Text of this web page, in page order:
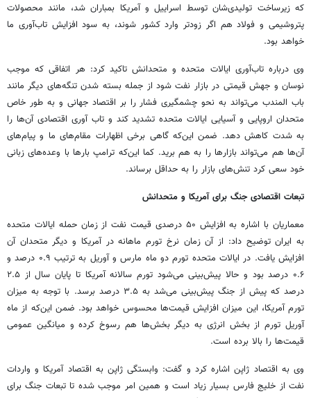
که زیرساخت تولیدی‌شان توسط اسراییل و آمریکا بمباران شد، مانند محصولات
پتروشیمی و فولاد هم اگر زودتر وارد کشور شوند، به سود افزایش تاب‌آوری ما
خواهد بود.
وی درباره تاب‌آوری ایالات متحده و متحدانش تاکید کرد:‌ هر اتفاقی که موجب
نوسان و جهش قیمتی در بازار نفت شود از جمله بسته شدن تنگه‌های دیگر مانند
باب المندب می‌تواند به نحو چشمگیری فشار را بر اقتصاد جهانی و به طور خاص
متحدان اروپایی و آسیایی ایالات متحده تشدید کند و تاب آوری اقتصادی آن‌ها را
به شدت کاهش دهد. ضمن این‌که گاهی برخی اظهارات مقام‌های ما و پیام‌های
آن‌ها هم می‌تواند بازارها را به هم برید. کما این‌که ترامپ بارها با وعده‌های زبانی
خود سعی کرد تنش‌های بازار را به حداقل برساند.
تبعات اقتصادی جنگ برای آمریکا و متحدانش
معماریان با اشاره به افزایش ۵۰ درصدی قیمت نفت از زمان حمله ایالات متحده
به ایران توضیح داد: از آن زمان نرخ تورم ماهانه در آمریکا و دیگر متحدان آن
افزایش یافت. در ایالات متحده تورم دو ماه مارس و آوریل به ترتیب ۰.۹ درصد و
۰.۶ درصد بود و حالا پیش‌بینی می‌شود تورم سالانه آمریکا تا پایان سال از ۲.۵
درصد که پیش از جنگ پیش‌بینی می‌شد به ۳.۵ درصد برسد. با توجه به میزان
تورم آمریکا، این میزان افزایش قیمت‌ها محسوس خواهد بود. ضمن این‌که از ماه
آوریل تورم از بخش انرژی به دیگر بخش‌ها هم رسوخ کرده و میانگین عمومی
قیمت‌ها را بالا برده است.
وی به اقتصاد ژاپن اشاره کرد و گفت: وابستگی ژاپن به اقتصاد آمریکا و واردات
نفت از خلیج فارس بسیار زیاد است و همین امر موجب شده تا تبعات جنگ برای